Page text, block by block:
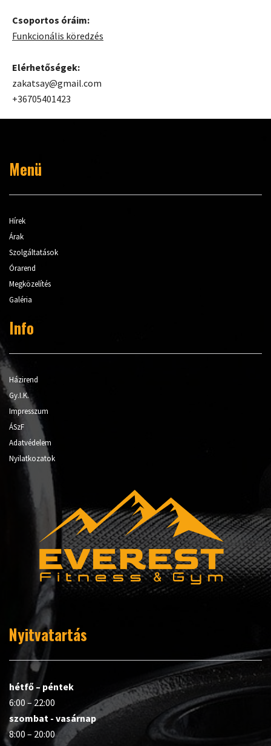
Csoportos óráim:
Funkcionális köredzés
Elérhetőségek:
zakatsay@gmail.com
+36705401423
Menü
Hírek
Árak
Szolgáltatások
Órarend
Megközelítés
Galéria
Info
Házirend
Gy.I.K.
Impresszum
ÁSzF
Adatvédelem
Nyilatkozatok
Nyitvatartás
hétfő – péntek
6:00 – 22:00
szombat - vasárnap
8:00 – 20:00